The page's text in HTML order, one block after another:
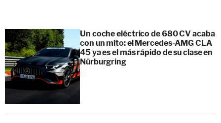
Un coche eléctrico de 680 CV acaba
con un mito: el Mercedes-AMG CLA
45 ya es el más rápido de su clase en
Nürburgring